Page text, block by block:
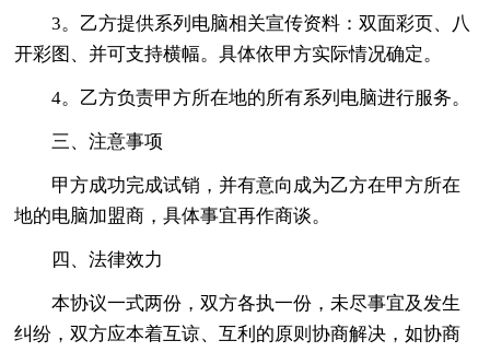
3。乙方提供系列电脑相关宣传资料：双面彩页、八
开彩图、并可支持横幅。具体依甲方实际情况确定。
4。乙方负责甲方所在地的所有系列电脑进行服务。
三、注意事项
甲方成功完成试销，并有意向成为乙方在甲方所在
地的电脑加盟商，具体事宜再作商谈。
四、法律效力
本协议一式两份，双方各执一份，未尽事宜及发生
纠纷，双方应本着互谅、互利的原则协商解决，如协商